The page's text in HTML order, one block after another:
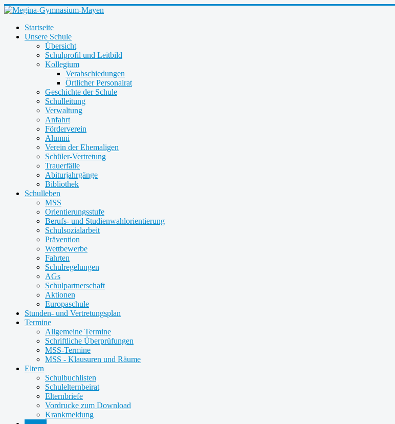
Startseite
Unsere Schule
Übersicht
Schulprofil und Leitbild
Kollegium
Verabschiedungen
Örtlicher Personalrat
Geschichte der Schule
Schulleitung
Verwaltung
Anfahrt
Förderverein
Alumni
Verein der Ehemaligen
Schüler-Vertretung
Trauerfälle
Abiturjahrgänge
Bibliothek
Schulleben
MSS
Orientierungsstufe
Berufs- und Studienwahlorientierung
Schulsozialarbeit
Prävention
Wettbewerbe
Fahrten
Schulregelungen
AGs
Schulpartnerschaft
Aktionen
Europaschule
Stunden- und Vertretungsplan
Termine
Allgemeine Termine
Schriftliche Überprüfungen
MSS-Termine
MSS - Klausuren und Räume
Eltern
Schulbuchlisten
Schulelternbeirat
Elternbriefe
Vordrucke zum Download
Krankmeldung